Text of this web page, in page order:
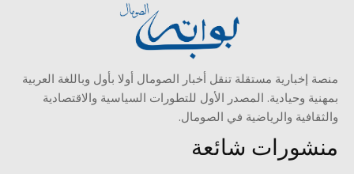
منصة إخبارية مستقلة تنقل أخبار الصومال أولا بأول وباللغة العربية
بمهنية وحيادية. المصدر الأول للتطورات السياسية والاقتصادية
والثقافية والرياضية في الصومال.
منشورات شائعة